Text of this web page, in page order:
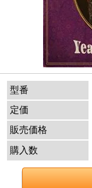
型番
定価
販売価格
購入数